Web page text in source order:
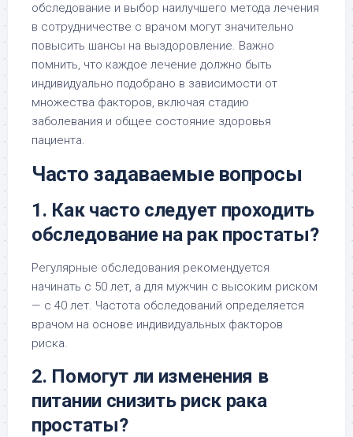
обследование и выбор наилучшего метода лечения
в сотрудничестве с врачом могут значительно
повысить шансы на выздоровление. Важно
помнить, что каждое лечение должно быть
индивидуально подобрано в зависимости от
множества факторов, включая стадию
заболевания и общее состояние здоровья
пациента.
Часто задаваемые вопросы
1. Как часто следует проходить
обследование на рак простаты?
Регулярные обследования рекомендуется
начинать с 50 лет, а для мужчин с высоким риском
— с 40 лет. Частота обследований определяется
врачом на основе индивидуальных факторов
риска.
2. Помогут ли изменения в
питании снизить риск рака
простаты?